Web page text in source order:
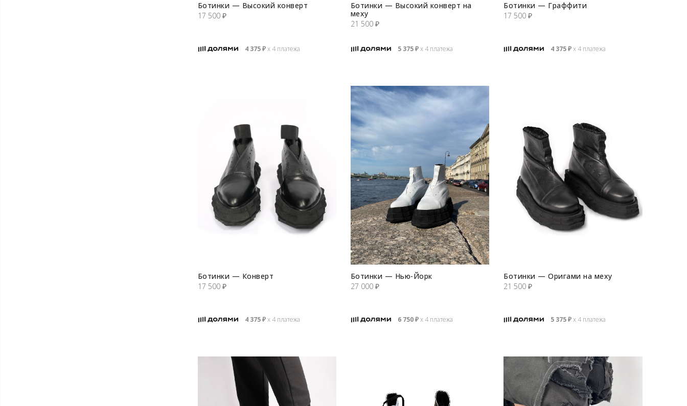
Ботинки — Высокий конверт
17 500 ₽
4 375₽х 4 платежа
Ботинки — Высокий конверт на
меху
21 500 ₽
5 375₽х 4 платежа
Ботинки — Граффити
17 500₽
4 375₽х 4 платежа
Ботинки — Конверт
17 500 ₽
4 375₽х 4 платежа
Ботинки — Нью-Йорк
27 000 ₽
6 750₽х 4 платежа
Ботинки — Оригами на меху
21 500₽
5 375₽х 4 платежа